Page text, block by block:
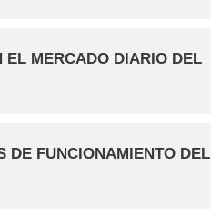
EL MERCADO DIARIO DEL
DE FUNCIONAMIENTO DEL